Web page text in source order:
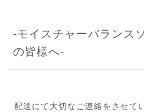
-モイスチャーバランス
の皆様へ-
配送にて大切なご連絡をさせて